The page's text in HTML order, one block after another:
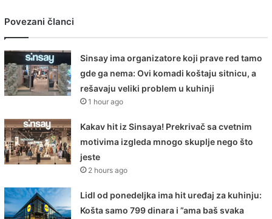
Povezani članci
Sinsay ima organizatore koji prave red tamo
gde ga nema: Ovi komadi koštaju sitnicu, a
rešavaju veliki problem u kuhinji
1 hour ago
Kakav hit iz Sinsaya! Prekrivač sa cvetnim
motivima izgleda mnogo skuplje nego što
jeste
2 hours ago
Lidl od ponedeljka ima hit uređaj za kuhinju:
Košta samo 799 dinara i ”ama baš svaka